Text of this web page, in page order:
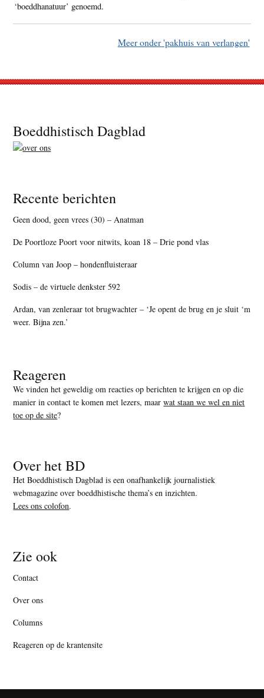
‘boeddhanatuur’ genoemd.
Meer onder 'pakhuis van verlangen'
Footer
Boeddhistisch Dagblad
Recente berichten
Geen dood, geen vrees (30) – Anatman
De Poortloze Poort voor nitwits, koan 18 – Drie pond vlas
Column van Joop – hondenfluisteraar
Sodis – de virtuele denkster 592
Ardan, van zenleraar tot brugwachter – ‘Je opent de brug en je sluit ‘m
weer. Bijna zen.’
Reageren
We vinden het geweldig om reacties op berichten te krijgen en op die
manier in contact te komen met lezers, maarwat staan we wel en niet
toe op de site?
Over het BD
Het Boeddhistisch Dagblad is een onafhankelijk journalistiek
webmagazine over boeddhistische thema’s en inzichten.
Lees ons colofon.
Zie ook
Contact
Over ons
Columns
Reageren op de krantensite